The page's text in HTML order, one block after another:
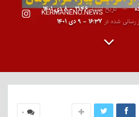
تاریخ انتشار۲۱:۴۶ - ۸ دی ۱۴۰۱
رسانی شده در ۱۶:۳۷ - ۹ دی ۱۴۰۱
۰